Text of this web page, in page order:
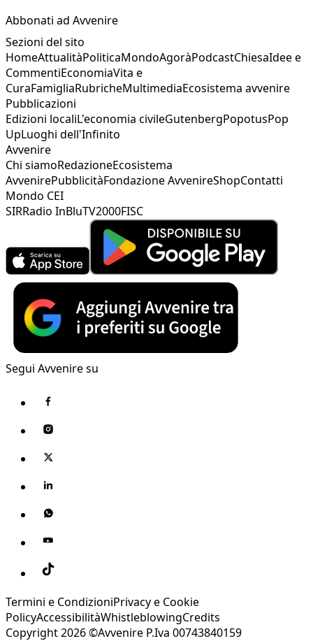
Abbonati ad Avvenire
Sezioni del sito
HomeAttualitàPoliticaMondoAgoràPodcastChiesaIdee e
CommentiEconomiaVita e
CuraFamigliaRubricheMultimediaEcosistema avvenire
Pubblicazioni
Edizioni localiL'economia civileGutenbergPopotusPop
UpLuoghi dell'Infinito
Avvenire
Chi siamoRedazioneEcosistema
AvvenirePubblicitàFondazione AvvenireShopContatti
Mondo CEI
SIRRadio InBluTV2000FISC
Segui Avvenire su
Termini e CondizioniPrivacy e Cookie
PolicyAccessibilitàWhistleblowingCredits
Copyright 2026 ©Avvenire P.Iva 00743840159